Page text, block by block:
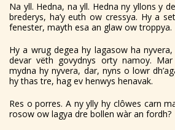
Na yll. Hedna, na yll. Hedna ny yllons y
brederys, ha’y euth ow cressya. Hy a
fenester, mayth esa an glaw ow troppya.
Hy a wrug degea hy lagasow ha
devar vëth govydnys orty namoy.
mydna hy nyvera, dar, nyns o lowr
hy thas tre, hag ev henwys henavak.
Res o porres. A ny ylly hy clôwes carn
rosow ow lagya dre bollen wàr an fordh?